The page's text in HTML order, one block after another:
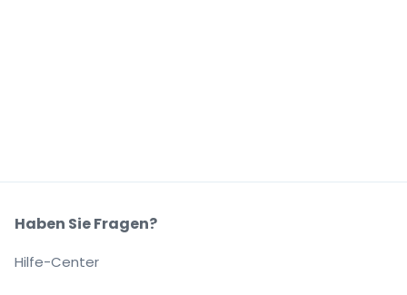
Haben Sie Fragen?
Hilfe-Center